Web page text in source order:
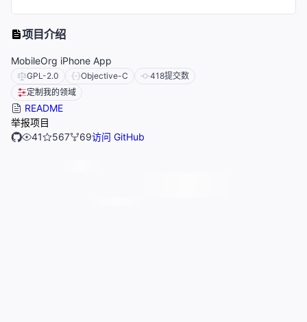
项目介绍
MobileOrg iPhone App
GPL-2.0 Objective-C 418提交数
定制我的领域
README
举报项目
41
567 69访问 GitHub